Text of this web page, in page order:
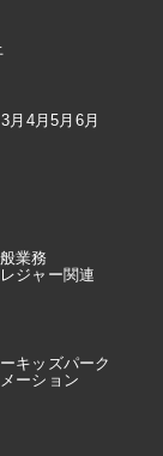
3月 4月5月 6月
業務
ジャー関連
キッズパーク
ーション